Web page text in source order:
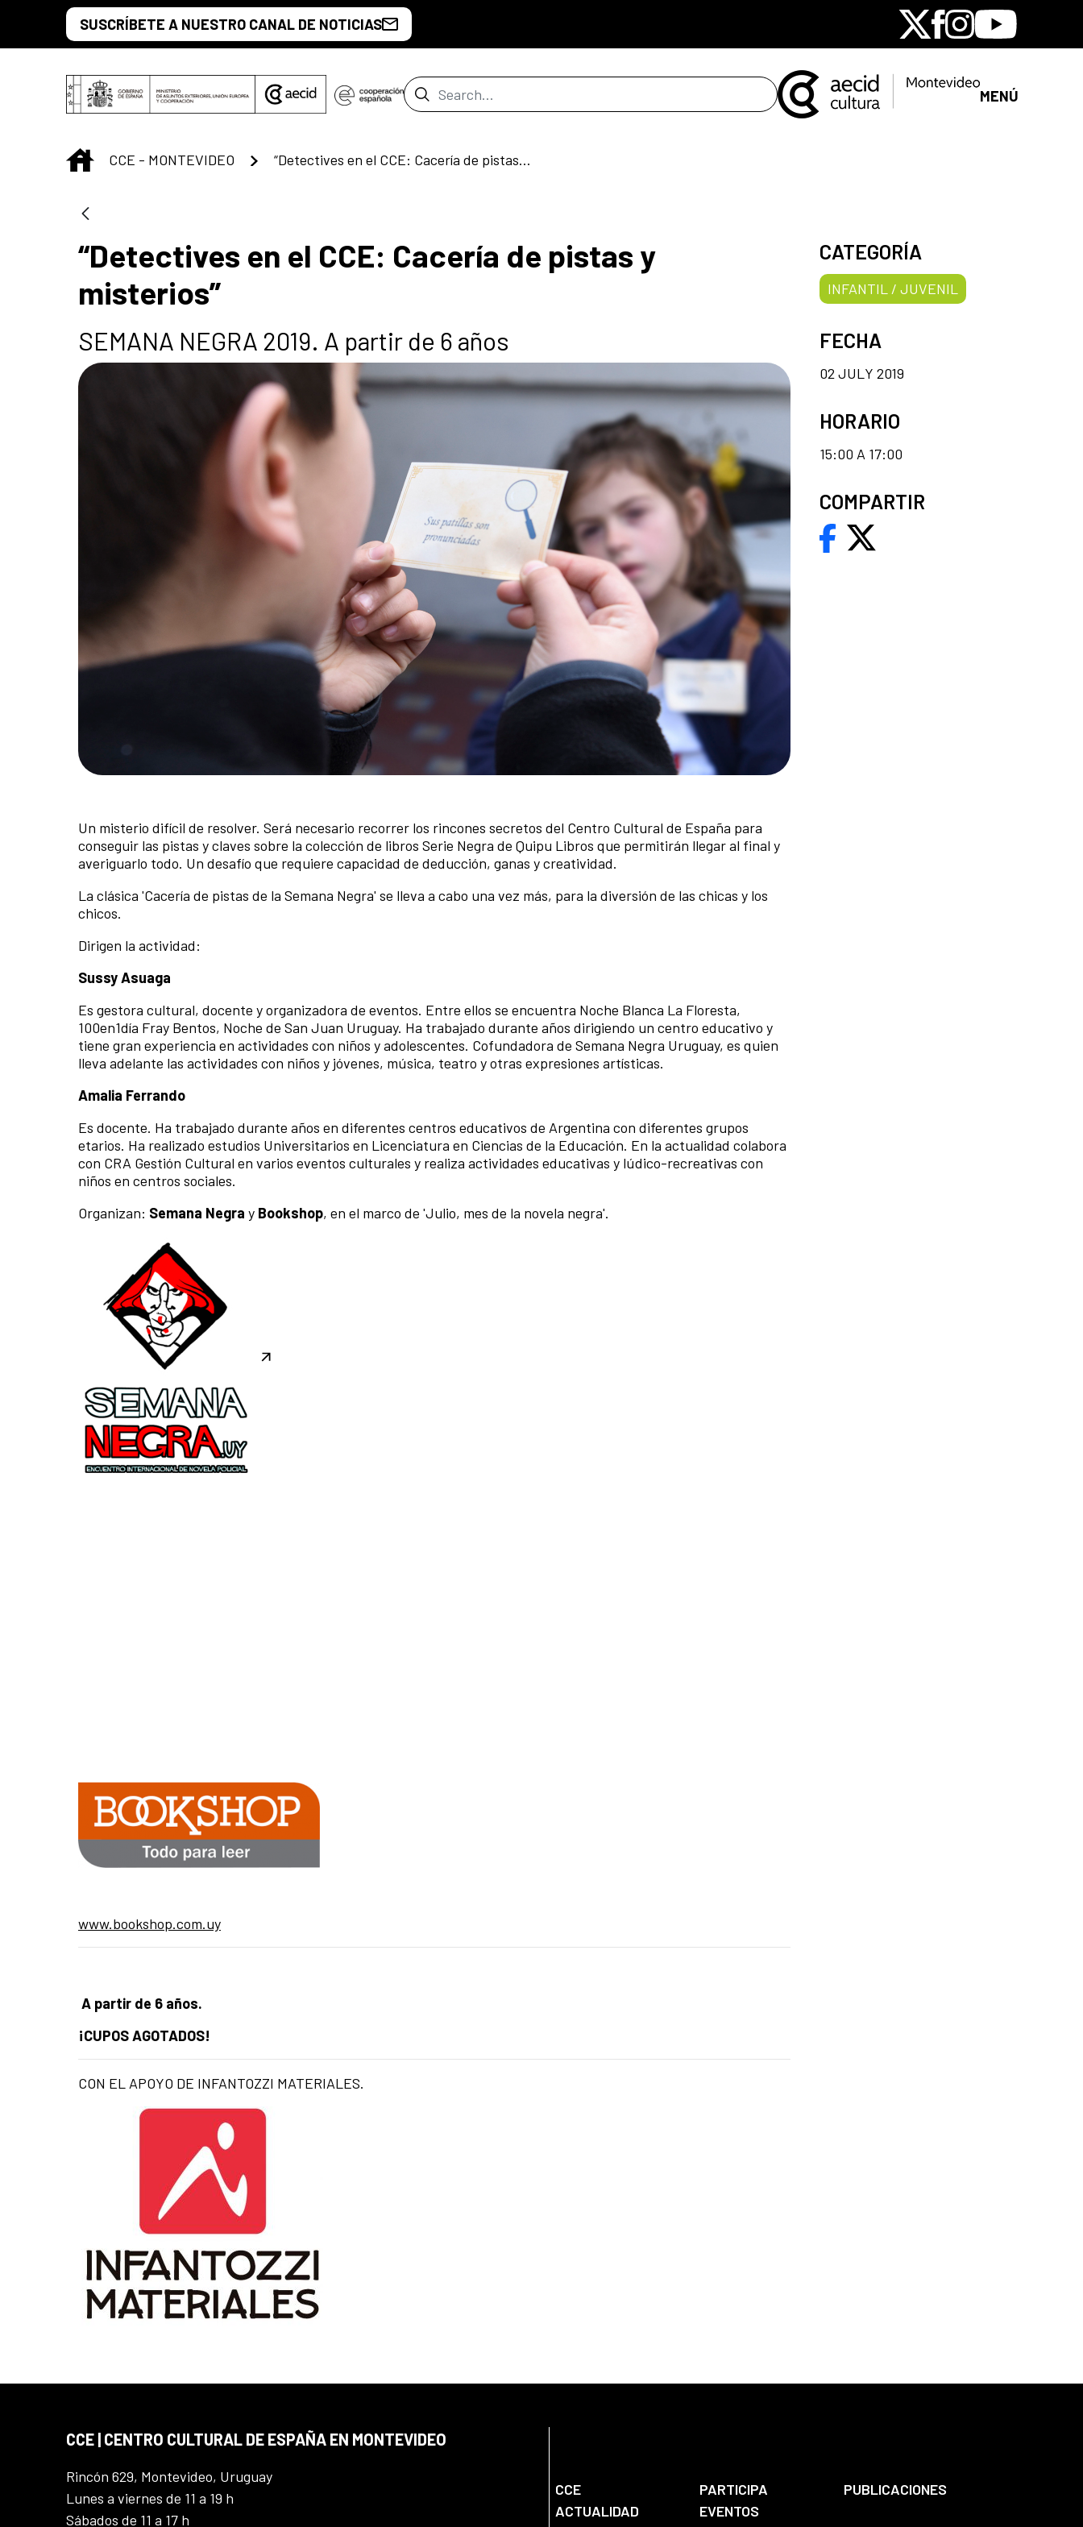
Skip to Main ContentSUSCRÍBETE A NUESTRO CANAL DE NOTICIAS X Facebook
Instagram
Youtube
Search Bar MENÚ
INICIO
CCE - MONTEVIDEO “Detectives en el CCE: Cacería de pistas y misterios”
“Detectives en el CCE: Cacería de pistas y
misterios”
SEMANA NEGRA 2019. A partir de 6 años
Un misterio difícil de resolver. Será necesario recorrer los rincones secretos del Centro Cultural de España para
conseguir las pistas y claves sobre la colección de libros Serie Negra de Quipu Libros que permitirán llegar al final y
averiguarlo todo. Un desafío que requiere capacidad de deducción, ganas y creatividad.
La clásica 'Cacería de pistas de la Semana Negra' se lleva a cabo una vez más, para la diversión de las chicas y los
chicos.
Dirigen la actividad:
Sussy Asuaga
Es gestora cultural, docente y organizadora de eventos. Entre ellos se encuentra Noche Blanca La Floresta,
100en1día Fray Bentos, Noche de San Juan Uruguay. Ha trabajado durante años dirigiendo un centro educativo y
tiene gran experiencia en actividades con niños y adolescentes. Cofundadora de Semana Negra Uruguay, es quien
lleva adelante las actividades con niños y jóvenes, música, teatro y otras expresiones artísticas.
Amalia Ferrando
Es docente. Ha trabajado durante años en diferentes centros educativos de Argentina con diferentes grupos
etarios. Ha realizado estudios Universitarios en Licenciatura en Ciencias de la Educación. En la actualidad colabora
con CRA Gestión Cultural en varios eventos culturales y realiza actividades educativas y lúdico-recreativas con
niños en centros sociales.
Organizan: Semana Negra y Bookshop, en el marco de 'Julio, mes de la novela negra'.
www.bookshop.com.uy
A partir de 6 años.
¡CUPOS AGOTADOS!
CON EL APOYO DE INFANTOZZI MATERIALES.
CATEGORÍA
INFANTIL / JUVENIL
FECHA
02 JULY 2019
HORARIO
15:00 A 17:00
COMPARTIR
CCE | CENTRO CULTURAL DE ESPAÑA EN MONTEVIDEO
Rincón 629, Montevideo, Uruguay
Lunes a viernes de 11 a 19 h
Sábados de 11 a 17 h
CCE PARTICIPA
PUBLICACIONES
ACTUALIDAD
EVENTOS